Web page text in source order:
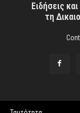
Ειδήσεις
τη